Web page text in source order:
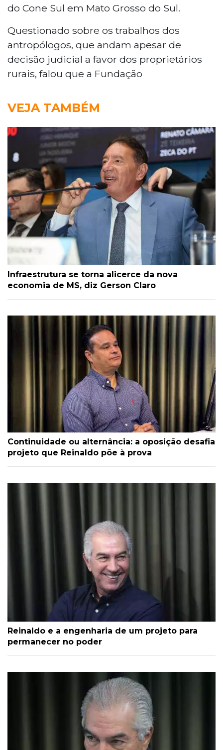
do Cone Sul em Mato Grosso do Sul.
Questionado sobre os trabalhos dos
antropólogos, que andam apesar de
decisão judicial a favor dos proprietários
rurais, falou que a Fundação
VEJA TAMBÉM
Infraestrutura se torna alicerce da nova
economia de MS, diz Gerson Claro
Continuidade ou alternância: a oposição desafia
projeto que Reinaldo põe à prova
Reinaldo e a engenharia de um projeto para
permanecer no poder